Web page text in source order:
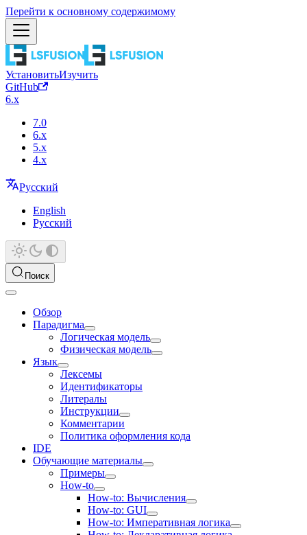
Перейти к основному содержимому
УстановитьИзучить
GitHub
6.x
7.0
6.x
5.x
4.x
Русский
English
Русский
Поиск
Обзор
Парадигма
Логическая модель
Физическая модель
Язык
Лексемы
Идентификаторы
Литералы
Инструкции
Комментарии
Политика оформления кода
IDE
Обучающие материалы
Примеры
How-to
How-to: Вычисления
How-to: GUI
How-to: Императивная логика